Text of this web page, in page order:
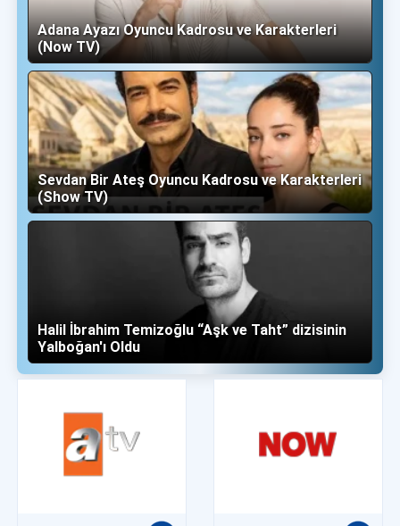
Adana Ayazı Oyuncu Kadrosu ve Karakterleri
(Now TV)
Sevdan Bir Ateş Oyuncu Kadrosu ve Karakterleri
(Show TV)
Halil İbrahim Temizoğlu “Aşk ve Taht” dizisinin
Yalboğan'ı Oldu